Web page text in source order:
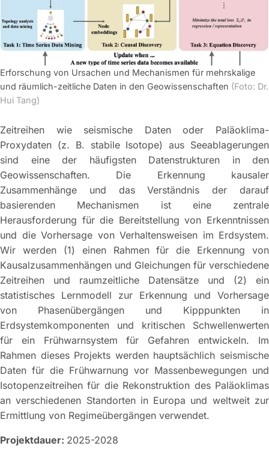
Erforschung von Ursachen und Mechanismen für mehrskalige
und räumlich-zeitliche Daten in den Geowissenschaften (Foto: Dr.
Hui Tang)
Zeitreihen wie seismische Daten oder Paläoklima-
Proxydaten (z. B. stabile Isotope) aus Seeablagerungen
sind eine der häufigsten Datenstrukturen in den
Geowissenschaften. Die Erkennung kausaler
Zusammenhänge und das Verständnis der darauf
basierenden Mechanismen ist eine zentrale
Herausforderung für die Bereitstellung von Erkenntnissen
und die Vorhersage von Verhaltensweisen im Erdsystem.
Wir werden (1) einen Rahmen für die Erkennung von
Kausalzusammenhängen und Gleichungen für verschiedene
Zeitreihen und raumzeitliche Datensätze und (2) ein
statistisches Lernmodell zur Erkennung und Vorhersage
von Phasenübergängen und Kipppunkten in
Erdsystemkomponenten und kritischen Schwellenwerten
für ein Frühwarnsystem für Gefahren entwickeln. Im
Rahmen dieses Projekts werden hauptsächlich seismische
Daten für die Frühwarnung vor Massenbewegungen und
Isotopenzeitreihen für die Rekonstruktion des Paläoklimas
an verschiedenen Standorten in Europa und weltweit zur
Ermittlung von Regimeübergängen verwendet.
Projektdauer: 2025-2028